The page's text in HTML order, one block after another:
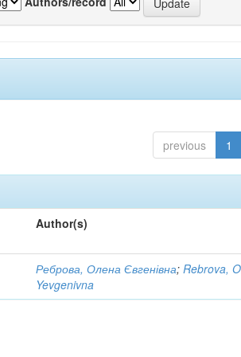
previous 1
Author(s)
Реброва, Олена Євгенівна;Rebrova,
Yevgenivna